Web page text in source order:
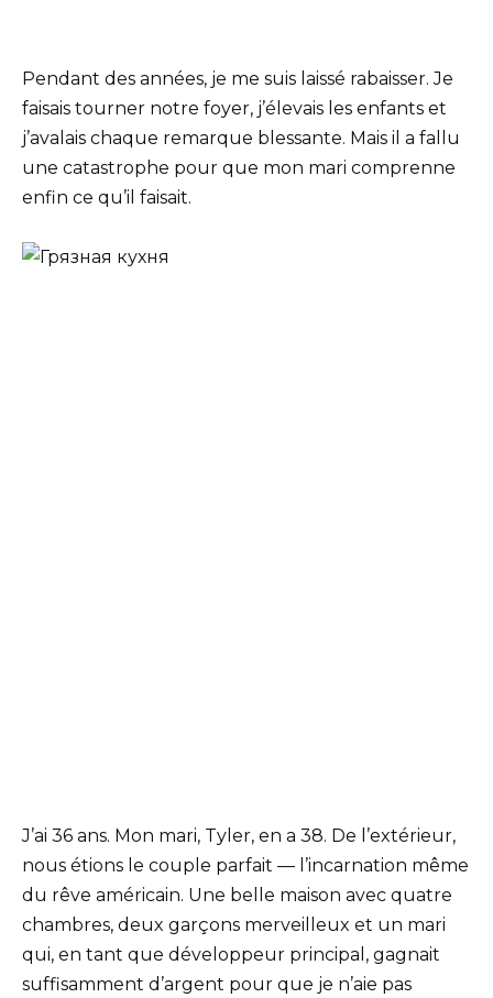
Pendant des années, je me suis laissé rabaisser. Je
faisais tourner notre foyer, j’élevais les enfants et
j’avalais chaque remarque blessante. Mais il a fallu
une catastrophe pour que mon mari comprenne
enfin ce qu’il faisait.
J’ai 36 ans. Mon mari, Tyler, en a 38. De l’extérieur,
nous étions le couple parfait — l’incarnation même
du rêve américain. Une belle maison avec quatre
chambres, deux garçons merveilleux et un mari
qui, en tant que développeur principal, gagnait
suffisamment d’argent pour que je n’aie pas